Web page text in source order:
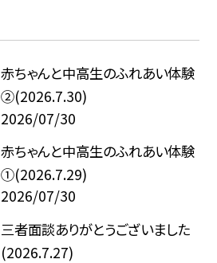
赤ちゃんと中高生のふれあい体験
②(2026.7.30)
2026/07/30
赤ちゃんと中高生のふれあい体験
①(2026.7.29)
2026/07/30
三者面談ありがとうございました
(2026.7.27)